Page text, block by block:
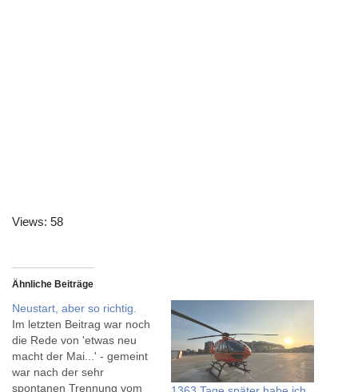
Views: 58
Ähnliche Beiträge
Neustart, aber so richtig.
Im letzten Beitrag war noch
die Rede von 'etwas neu
macht der Mai...' - gemeint
war nach der sehr
spontanen Trennung vom